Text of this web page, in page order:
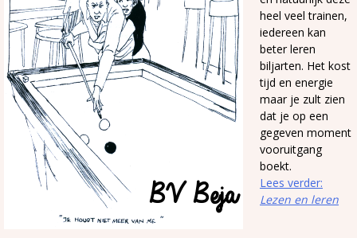
heel veel trainen,
iedereen kan
beter leren
biljarten. Het kost
tijd en energie
maar je zult zien
dat je op een
gegeven moment
vooruitgang
boekt.
Lees verder:
Lezen en leren